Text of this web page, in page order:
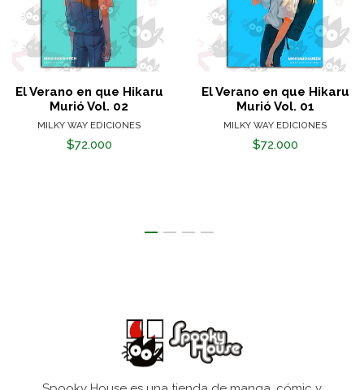
El Verano en que Hikaru
Murió Vol. 02
MILKY WAY EDICIONES
$72.000
El Verano en que Hikaru
Murió Vol. 01
MILKY WAY EDICIONES
$72.000